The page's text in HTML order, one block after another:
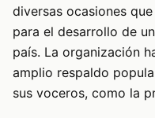
diversas ocasiones
para el desarrollo de
país. La organización
amplio respaldo
sus voceros, como la